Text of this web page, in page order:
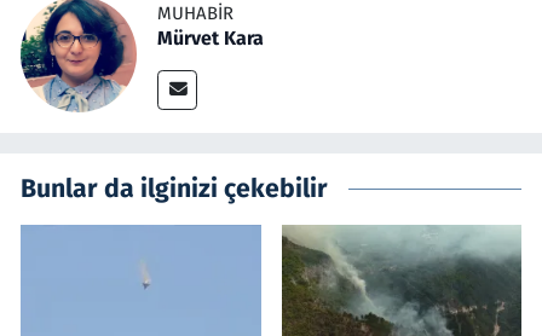
MUHABIR
Mürvet Kara
Bunlar da ilginizi çekebilir